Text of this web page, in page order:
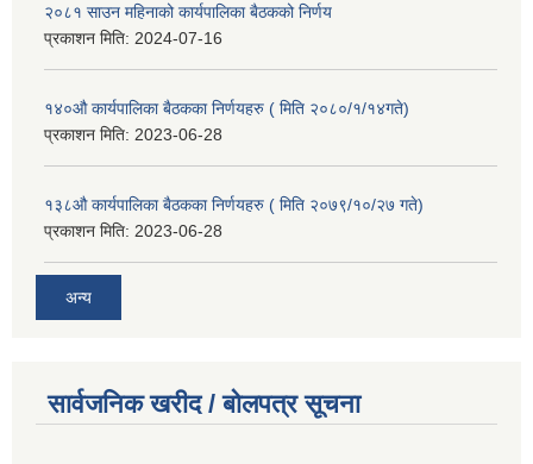
२०८१ साउन महिनाको कार्यपालिका बैठकको निर्णय
प्रकाशन मिति: 2024-07-16
१४०औ कार्यपालिका बैठकका निर्णयहरु ( मिति २०८०/१/१४गते)
प्रकाशन मिति: 2023-06-28
१३८औ कार्यपालिका बैठकका निर्णयहरु ( मिति २०७९/१०/२७ गते)
प्रकाशन मिति: 2023-06-28
अन्य
सार्वजनिक खरीद / बोलपत्र सूचना